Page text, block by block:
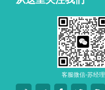
客服微信-苏经理